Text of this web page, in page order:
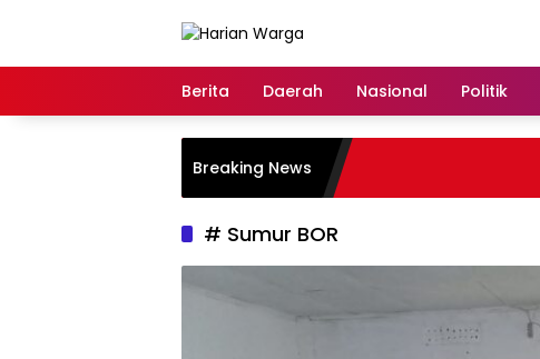
Berita Daerah Nasional Politik
Breaking News
# Sumur BOR